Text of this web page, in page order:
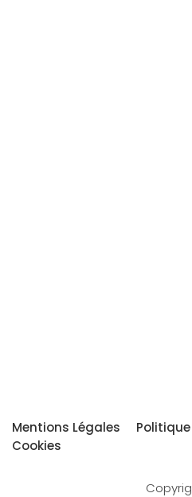
Mentions Légales
Cookies